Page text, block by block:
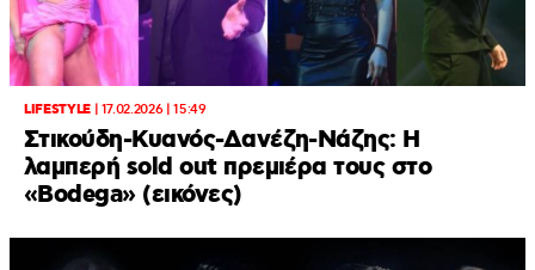
LIFESTYLE| 17.02.2026 | 15:49
Στικούδη-Κυανός-Δανέζη-Νάζης: Η
λαμπερή sold out πρεμιέρα τους στο
«Bodega» (εικόνες)